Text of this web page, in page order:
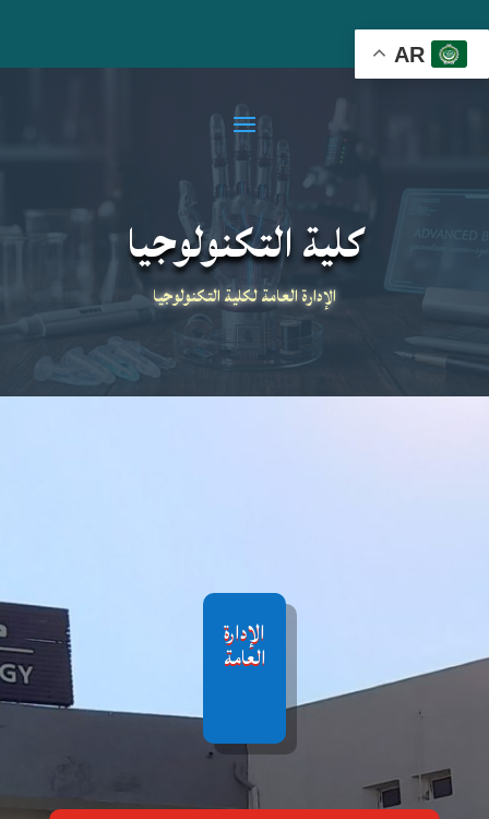
AR
كلية التكنولوجيا
الإدارة العامة لكلية التكنولوجيا
الإدارة
العامة